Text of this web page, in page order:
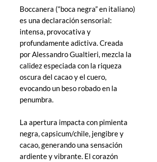
Boccanera (“boca negra” en italiano)
es una declaración sensorial:
intensa, provocativa y
profundamente adictiva. Creada
por Alessandro Gualtieri, mezcla la
calidez especiada con la riqueza
oscura del cacao y el cuero,
evocando un beso robado en la
penumbra.
La apertura impacta con pimienta
negra, capsicum/chile, jengibre y
cacao, generando una sensación
ardiente y vibrante. El corazón